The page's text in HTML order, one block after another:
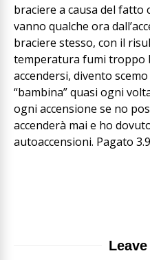
braciere a causa del fatto
vanno qualche ora
braciere stesso, con il
temperatura fumi troppo
accendersi, divento
“bambina” quasi ogni
ogni accensione se no
accenderà mai e ho
autoaccensioni. Pagato